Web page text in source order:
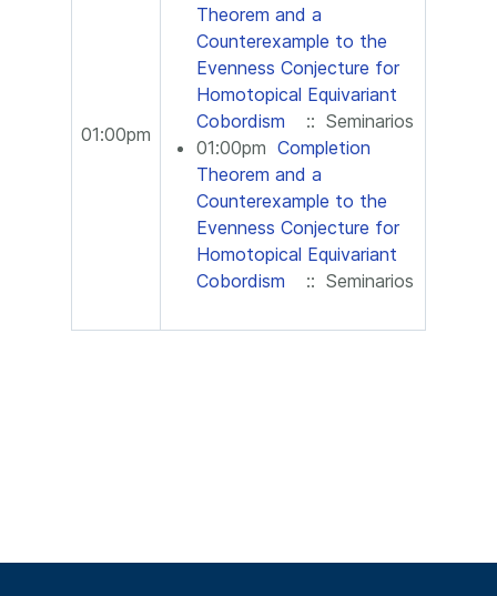
01:00pm
Theorem and a
Counterexample to the
Evenness Conjecture for
Homotopical Equivariant
Cobordism
:: Seminarios
01:00pm Completion
Theorem and a
Counterexample to the
Evenness Conjecture for
Homotopical Equivariant
Cobordism
:: Seminarios